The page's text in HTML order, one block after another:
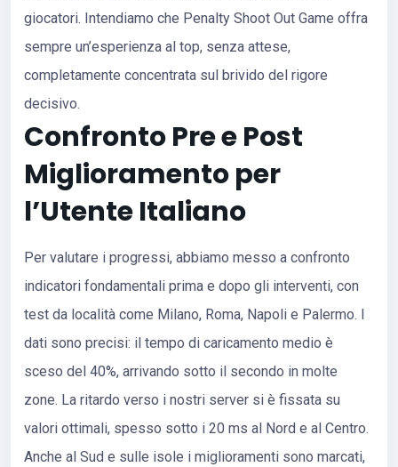
giocatori. Intendiamo che Penalty Shoot Out Game offra
sempre un’esperienza al top, senza attese,
completamente concentrata sul brivido del rigore
decisivo.
Confronto Pre e Post
Miglioramento per
l’Utente Italiano
Per valutare i progressi, abbiamo messo a confronto
indicatori fondamentali prima e dopo gli interventi, con
test da località come Milano, Roma, Napoli e Palermo. I
dati sono precisi: il tempo di caricamento medio è
sceso del 40%, arrivando sotto il secondo in molte
zone. La ritardo verso i nostri server si è fissata su
valori ottimali, spesso sotto i 20 ms al Nord e al Centro.
Anche al Sud e sulle isole i miglioramenti sono marcati,